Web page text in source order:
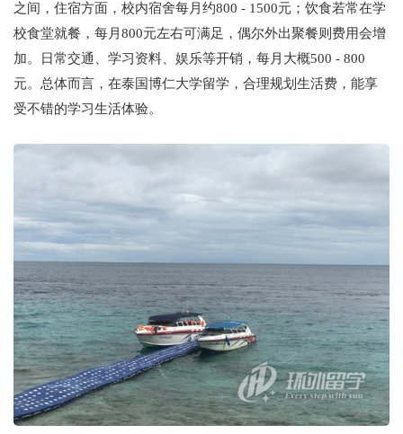
之间，住宿方面，校内宿舍每月约800 - 1500元；饮食若常在学
校食堂就餐，每月800元左右可满足，偶尔外出聚餐则费用会增
加。日常交通、学习资料、娱乐等开销，每月大概500 - 800
元。总体而言，在泰国博仁大学留学，合理规划生活费，能享
受不错的学习生活体验。